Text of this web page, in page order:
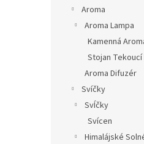
Aroma
Aroma Lampa
Kamenná
Stojan Tekoucí
Aroma Difuzér
Svíčky
SvÍčky
Svícen
Himalájské